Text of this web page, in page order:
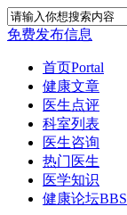
免费发布信息
首页Portal
健康文章
医生点评
科室列表
医生咨询
热门医生
医学知识
健康论坛BBS